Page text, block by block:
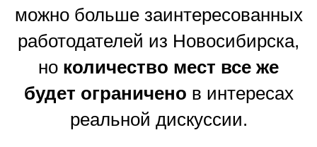
можно больше заинтересованных
работодателей из Новосибирска,
но количество мест все же
будет ограничено в интересах
реальной дискуссии.